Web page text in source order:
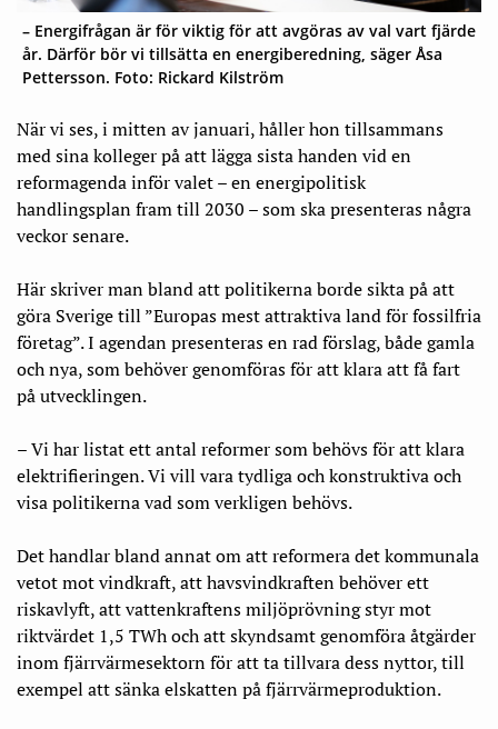
– Energifrågan är för viktig för att avgöras av val vart fjärde
år. Därför bör vi tillsätta en energiberedning, säger Åsa
Pettersson. Foto: Rickard Kilström
När vi ses, i mitten av januari, håller hon tillsammans
med sina kolleger på att lägga sista handen vid en
reformagenda inför valet – en energipolitisk
handlingsplan fram till 2030 – som ska presenteras några
veckor senare.
Här skriver man bland att politikerna borde sikta på att
göra Sverige till ”Europas mest attraktiva land för fossilfria
företag”. I agendan presenteras en rad förslag, både gamla
och nya, som behöver genomföras för att klara att få fart
på utvecklingen.
– Vi har listat ett antal reformer som behövs för att klara
elektrifieringen. Vi vill vara tydliga och konstruktiva och
visa politikerna vad som verkligen behövs.
Det handlar bland annat om att reformera det kommunala
vetot mot vindkraft, att havsvindkraften behöver ett
riskavlyft, att vattenkraftens miljöprövning styr mot
riktvärdet 1,5 TWh och att skyndsamt genomföra åtgärder
inom fjärrvärmesektorn för att ta tillvara dess nyttor, till
exempel att sänka elskatten på fjärrvärmeproduktion.